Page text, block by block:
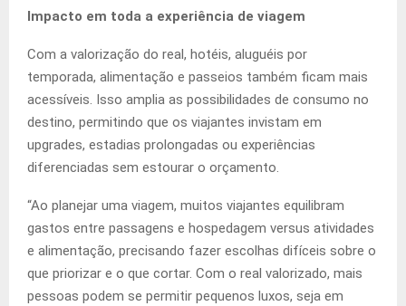
Impacto em toda a experiência de viagem
Com a valorização do real, hotéis, aluguéis por
temporada, alimentação e passeios também ficam mais
acessíveis. Isso amplia as possibilidades de consumo no
destino, permitindo que os viajantes invistam em
upgrades, estadias prolongadas ou experiências
diferenciadas sem estourar o orçamento.
“Ao planejar uma viagem, muitos viajantes equilibram
gastos entre passagens e hospedagem versus atividades
e alimentação, precisando fazer escolhas difíceis sobre o
que priorizar e o que cortar. Com o real valorizado, mais
pessoas podem se permitir pequenos luxos, seja em